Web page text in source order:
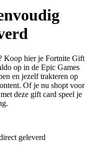
Koop hier je Fortnite Gift
op in de Epic Games
en jezelf trakteren op
Of je nu shopt voor
deze gift card speel je
geleverd